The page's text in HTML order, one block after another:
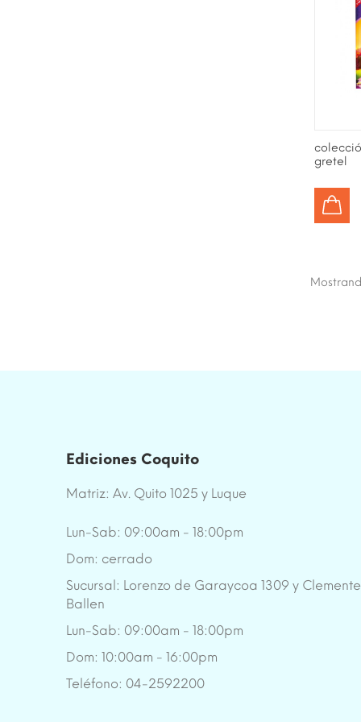
gretel
Ediciones Coquito
Matriz: Av. Quito 1025 y Luque
Lun-Sab: 09:00am - 18:00pm
Dom: cerrado
Sucursal: Lorenzo de Garaycoa 1309 y Clemente
Ballen
Lun-Sab: 09:00am - 18:00pm
Dom: 10:00am - 16:00pm
Teléfono: 04-2592200